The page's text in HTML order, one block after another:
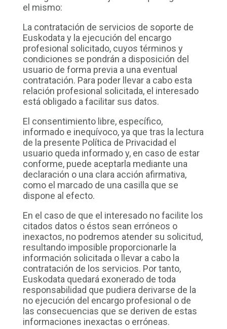
el mismo:
La contratación de servicios de soporte de
Euskodata y la ejecución del encargo
profesional solicitado, cuyos términos y
condiciones se pondrán a disposición del
usuario de forma previa a una eventual
contratación. Para poder llevar a cabo esta
relación profesional solicitada, el interesado
está obligado a facilitar sus datos.
El consentimiento libre, específico,
informado e inequívoco, ya que tras la lectura
de la presente Política de Privacidad el
usuario queda informado y, en caso de estar
conforme, puede aceptarla mediante una
declaración o una clara acción afirmativa,
como el marcado de una casilla que se
dispone al efecto.
En el caso de que el interesado no facilite los
citados datos o éstos sean erróneos o
inexactos, no podremos atender su solicitud,
resultando imposible proporcionarle la
información solicitada o llevar a cabo la
contratación de los servicios. Por tanto,
Euskodata quedará exonerado de toda
responsabilidad que pudiera derivarse de la
no ejecución del encargo profesional o de
las consecuencias que se deriven de estas
informaciones inexactas o erróneas.